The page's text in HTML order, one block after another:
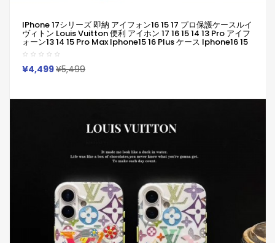
IPhone 17シリーズ 即納 アイフォン16 15 17 プロ保護ケースルイ
ヴィトン Louis Vuitton 便利 アイホン 17 16 15 14 13 Pro アイフ
ォーン13 14 15 Pro Max Iphone15 16 Plus ケース Iphone16 15
17 12 13 Pro Max 14ブランドルイヴィトン Louis Vuittonスマホ
ケースIphone 16 15ケース 人気付き個性潮 已用
¥4,499¥5,499